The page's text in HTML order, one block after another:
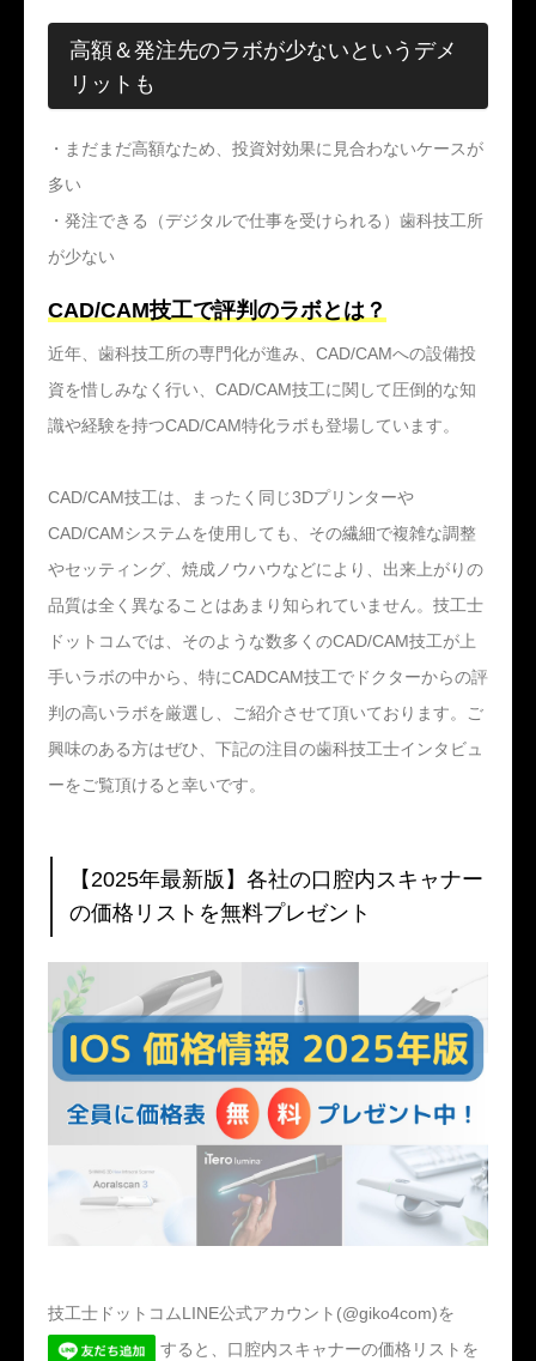
高額＆発注先のラボが少ないというデメ
リットも
・まだまだ高額なため、投資対効果に見合わないケースが
多い
・発注できる（デジタルで仕事を受けられる）歯科技工所
が少ない
CAD/CAM技工で評判のラボとは？
近年、歯科技工所の専門化が進み、CAD/CAMへの設備投
資を惜しみなく行い、CAD/CAM技工に関して圧倒的な知
識や経験を持つCAD/CAM特化ラボも登場しています。
CAD/CAM技工は、まったく同じ3Dプリンターや
CAD/CAMシステムを使用しても、その繊細で複雑な調整
やセッティング、焼成ノウハウなどにより、出来上がりの
品質は全く異なることはあまり知られていません。技工士
ドットコムでは、そのような数多くのCAD/CAM技工が上
手いラボの中から、特にCADCAM技工でドクターからの評
判の高いラボを厳選し、ご紹介させて頂いております。ご
興味のある方はぜひ、下記の注目の歯科技工士インタビュ
ーをご覧頂けると幸いです。
【2025年最新版】各社の口腔内スキャナー
の価格リストを無料プレゼント
技工士ドットコムLINE公式アカウント(@giko4com)を
すると、口腔内スキャナーの価格リストを